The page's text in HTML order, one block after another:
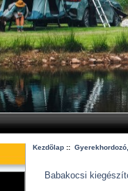
Kezdõlap ::
Babakocsi